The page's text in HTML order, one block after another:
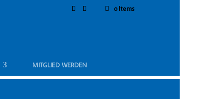
0 Items
MITGLIED WERDEN